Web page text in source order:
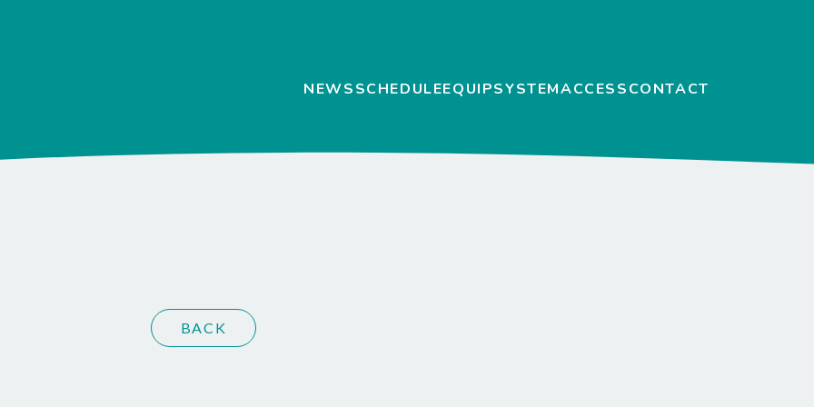
NEWSSCHEDULEEQUIPSYSTEMACCESSCONTACT
BACK